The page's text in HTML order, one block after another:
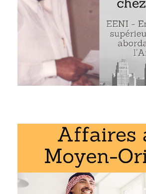
« Maha Al-Ghunaim
proposés par l’EENI Global
affaires internationales